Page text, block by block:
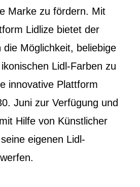
Marke zu fördern. Mit
Lidlize bietet der
die Möglichkeit, beliebige
Lidl-Farben zu
innovative Plattform
Juni zur Verfügung und
Hilfe von Künstlicher
eigenen Lidl-